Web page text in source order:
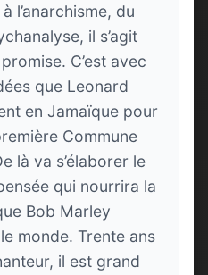
l’anarchisme, du
il s’agit
C’est avec
que Leonard
en Jamaïque pour
Commune
là va s’élaborer le
qui nourrira la
Bob Marley
monde. Trente ans
il est grand